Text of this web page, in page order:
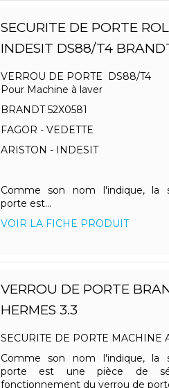
SECURITE DE PORTE
INDESIT DS88/T4
VERROU DE PORTE DS88/T4
Pour Machine à laver
BRANDT 52X0581
FAGOR - VEDETTE
ARISTON - INDESIT
Comme son nom l'indique, la
porte est...
VOIR LA FICHE PRODUIT
VERROU DE PORTE
HERMES 3.3
SECURITE DE PORTE MACHINE
Comme son nom l'indique, la
porte est une pièce de
fonctionnement du verrou de